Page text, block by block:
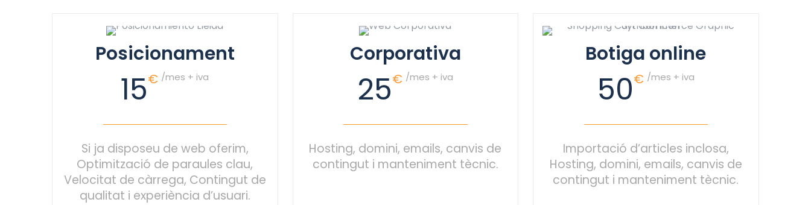
Posicionament
15€ /mes + iva
Si ja disposeu de web oferim,
Optimització de paraules clau,
Velocitat de càrrega, Contingut de
qualitat i experiència d’usuari.
Corporativa
25€ /mes + iva
Hosting, domini, emails, canvis de
contingut i manteniment tècnic.
Botiga online
50€ /mes + iva
Importació d’articles inclosa,
Hosting, domini, emails, canvis de
contingut i manteniment tècnic.